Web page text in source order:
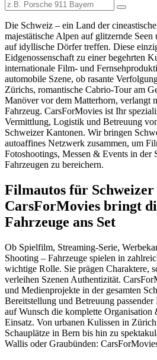
Die Schweiz – ein Land der
majestätische Alpen auf glitzernde
auf idyllische Dörfer treffen. Diese
Eidgenossenschaft zu einer begehrten
internationale Film- und
automobile Szene, ob rasante
Zürichs, romantische Cabrio-Tour am
Manöver vor dem Matterhorn, verlangt
Fahrzeug. CarsForMovies ist Ihr
Vermittlung, Logistik und Betreuung
Schweizer Kantonen. Wir bringen
autoaffines Netzwerk zusammen, um
Fotoshootings, Messen & Events in der
Fahrzeugen zu bereichern.
Filmautos für
CarsForMovies bringt
Fahrzeuge ans Set
Ob Spielfilm, Streaming-Serie,
Shooting – Fahrzeuge spielen in
wichtige Rolle. Sie prägen Charaktere,
verleihen Szenen Authentizität.
und Medienprojekte in der gesamten
Bereitstellung und Betreuung
auf Wunsch die komplette
Einsatz. Von urbanen Kulissen in
Schauplätze in Bern bis hin zu
Wallis oder Graubünden: